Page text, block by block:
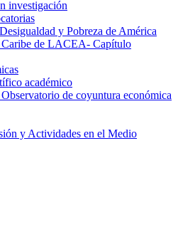
investigación
y Pobreza de América
de LACEA- Capítulo
académico
de coyuntura económica
y Actividades en el Medio